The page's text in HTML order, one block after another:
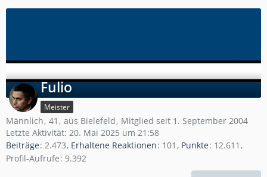
Fulio
Meister
Männlich 41 aus Bielefeld Mitglied seit 1. September 2004
Letzte Aktivität: 20. Mai 2025 um 21:58
Beiträge 2.473 Erhaltene Reaktionen 101 Punkte 12.611
Profil-Aufrufe 9.392